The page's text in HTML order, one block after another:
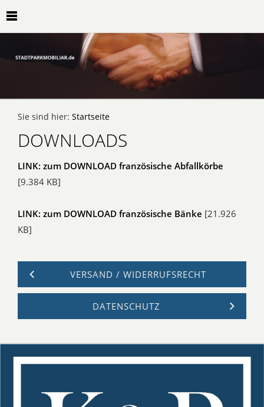
Sie sind hier: Startseite
DOWNLOADS
LINK: zum DOWNLOAD französische Abfallkörbe
[9.384 KB]
LINK: zum DOWNLOAD französische Bänke [21.926
KB]
VERSAND / WIDERRUFSRECHT
DATENSCHUTZ